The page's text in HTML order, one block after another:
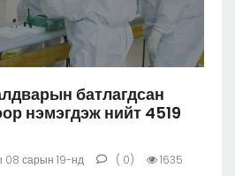
батлагдсан
нэмэгдэж нийт 4519
08 сарын 19-нд ( 0) 1635